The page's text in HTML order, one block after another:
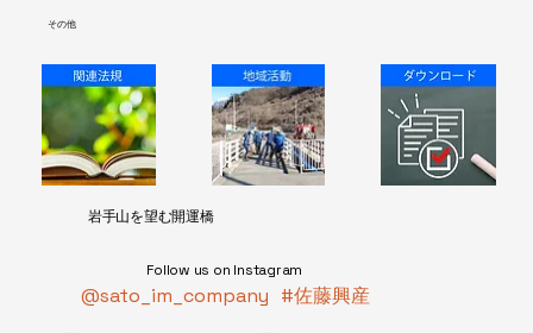
​その他
​岩手山を望む開運橋
Follow us on Instagram
#佐藤興産
@sato_im_company